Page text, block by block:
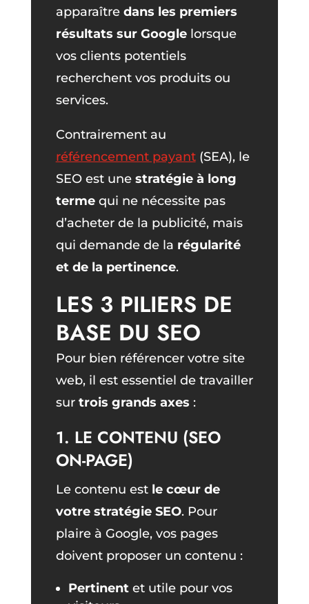
apparaître dans les premiers
résultats sur Googlelorsque
vos clients potentiels
recherchent vos produits ou
services.
Contrairement au
référencement payant(SEA), le
SEO est une stratégie à long
termequi ne nécessite pas
d’acheter de la publicité, mais
qui demande de la régularité
et de la pertinence.
LES 3 PILIERS DE
BASE DU SEO
Pour bien référencer votre site
web, il est essentiel de travailler
sur trois grands axes :
1. LE CONTENU (SEO
ON-PAGE)
Le contenu est le cœur de
votre stratégie SEO. Pour
plaire à Google, vos pages
doivent proposer un contenu :
Pertinentet utile pour vos